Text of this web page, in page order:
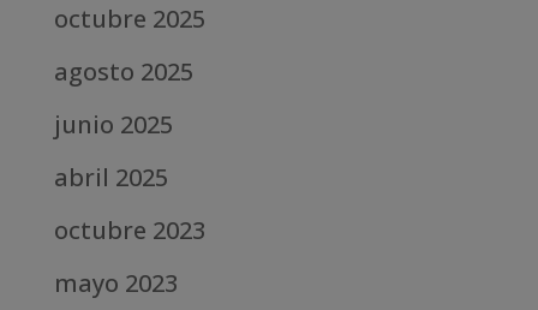
octubre 2025
agosto 2025
junio 2025
abril 2025
octubre 2023
mayo 2023